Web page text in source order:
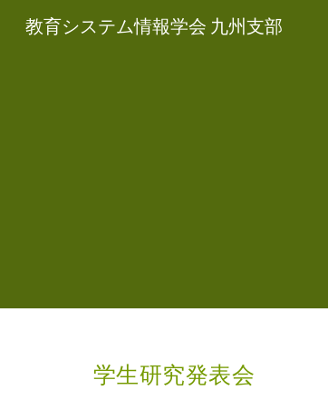
教育システム情報学会 九州支部
学生研究発表会